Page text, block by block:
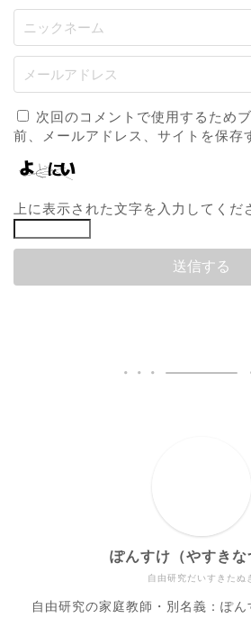
次回のコメントで使用するため
前、メールアドレス、サイトを保存
上に表示された文字を入力してくだ
自由研究だいすきたぬ
ぽんすけ（やすきな
自由研究の家庭教師・別名義：ぽん